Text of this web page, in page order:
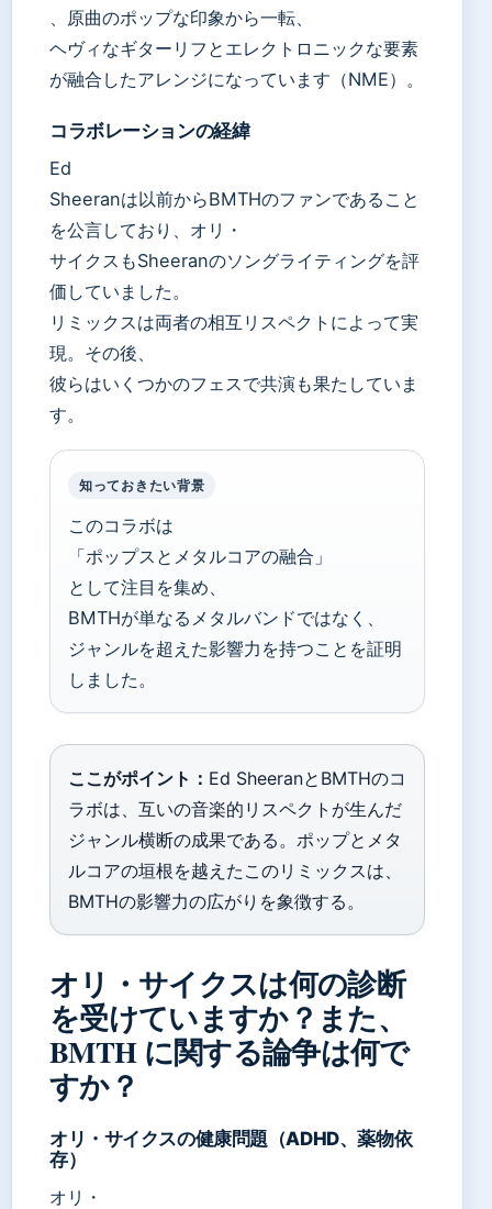
、原曲のポップな印象から一転、
ヘヴィなギターリフとエレクトロニックな要素
が融合したアレンジになっています（NME）。
コラボレーションの経緯
Ed
Sheeranは以前からBMTHのファンであること
を公言しており、オリ・
サイクスもSheeranのソングライティングを評
価していました。
リミックスは両者の相互リスペクトによって実
現。その後、
彼らはいくつかのフェスで共演も果たしていま
す。
知っておきたい背景
このコラボは
「ポップスとメタルコアの融合」
として注目を集め、
BMTHが単なるメタルバンドではなく、
ジャンルを超えた影響力を持つことを証明
しました。
ここがポイント： Ed SheeranとBMTHのコ
ラボは、互いの音楽的リスペクトが生んだ
ジャンル横断の成果である。ポップとメタ
ルコアの垣根を越えたこのリミックスは、
BMTHの影響力の広がりを象徴する。
オリ・サイクスは何の診断
を受けていますか？また、
BMTH に関する論争は何で
すか？
オリ・サイクスの健康問題（ADHD、薬物依
存）
オリ・